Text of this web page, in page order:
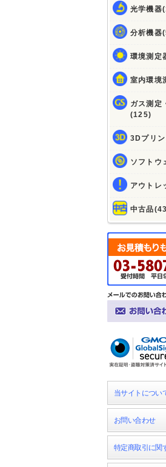
光学機器
分析機器
環境測定
室内環境
ガス測定
(125)
3Dプリ
ソフトウ
アウトレ
中古品
当サイトについ
お問い合わせ
特定商取引に関